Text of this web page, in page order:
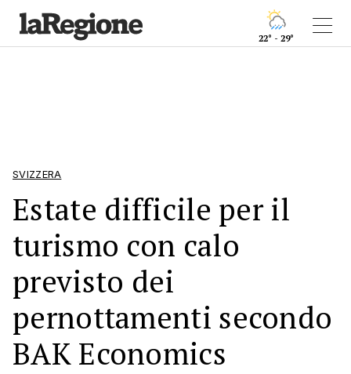
22° - 29°
SVIZZERA
Estate difficile per il
turismo con calo
previsto dei
pernottamenti secondo
BAK Economics